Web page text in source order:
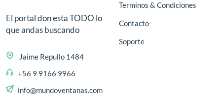
El portal don esta TODO lo
que andas buscando
Jaime Repullo 1484
+56 9 9166 9966
info@mundoventanas.com
Terminos & Condiciones
Contacto
Soporte